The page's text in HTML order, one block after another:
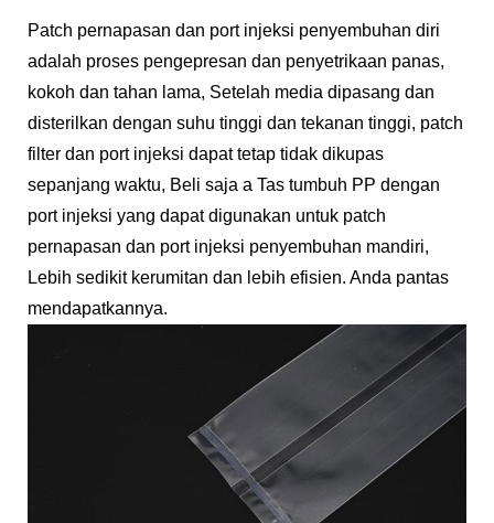
Patch pernapasan dan port injeksi penyembuhan diri
adalah proses pengepresan dan penyetrikaan panas,
kokoh dan tahan lama, Setelah media dipasang dan
disterilkan dengan suhu tinggi dan tekanan tinggi, patch
filter dan port injeksi dapat tetap tidak dikupas
sepanjang waktu, Beli saja a Tas tumbuh PP dengan
port injeksi yang dapat digunakan untuk patch
pernapasan dan port injeksi penyembuhan mandiri,
Lebih sedikit kerumitan dan lebih efisien. Anda pantas
mendapatkannya.